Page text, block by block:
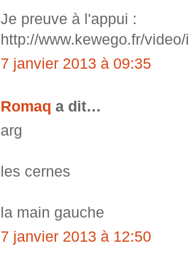
Je preuve à l'appui :
http://www.kewego.fr/
7 janvier 2013 à 09:35
Romaq a dit…
arg
les cernes
la main gauche
7 janvier 2013 à 12:50